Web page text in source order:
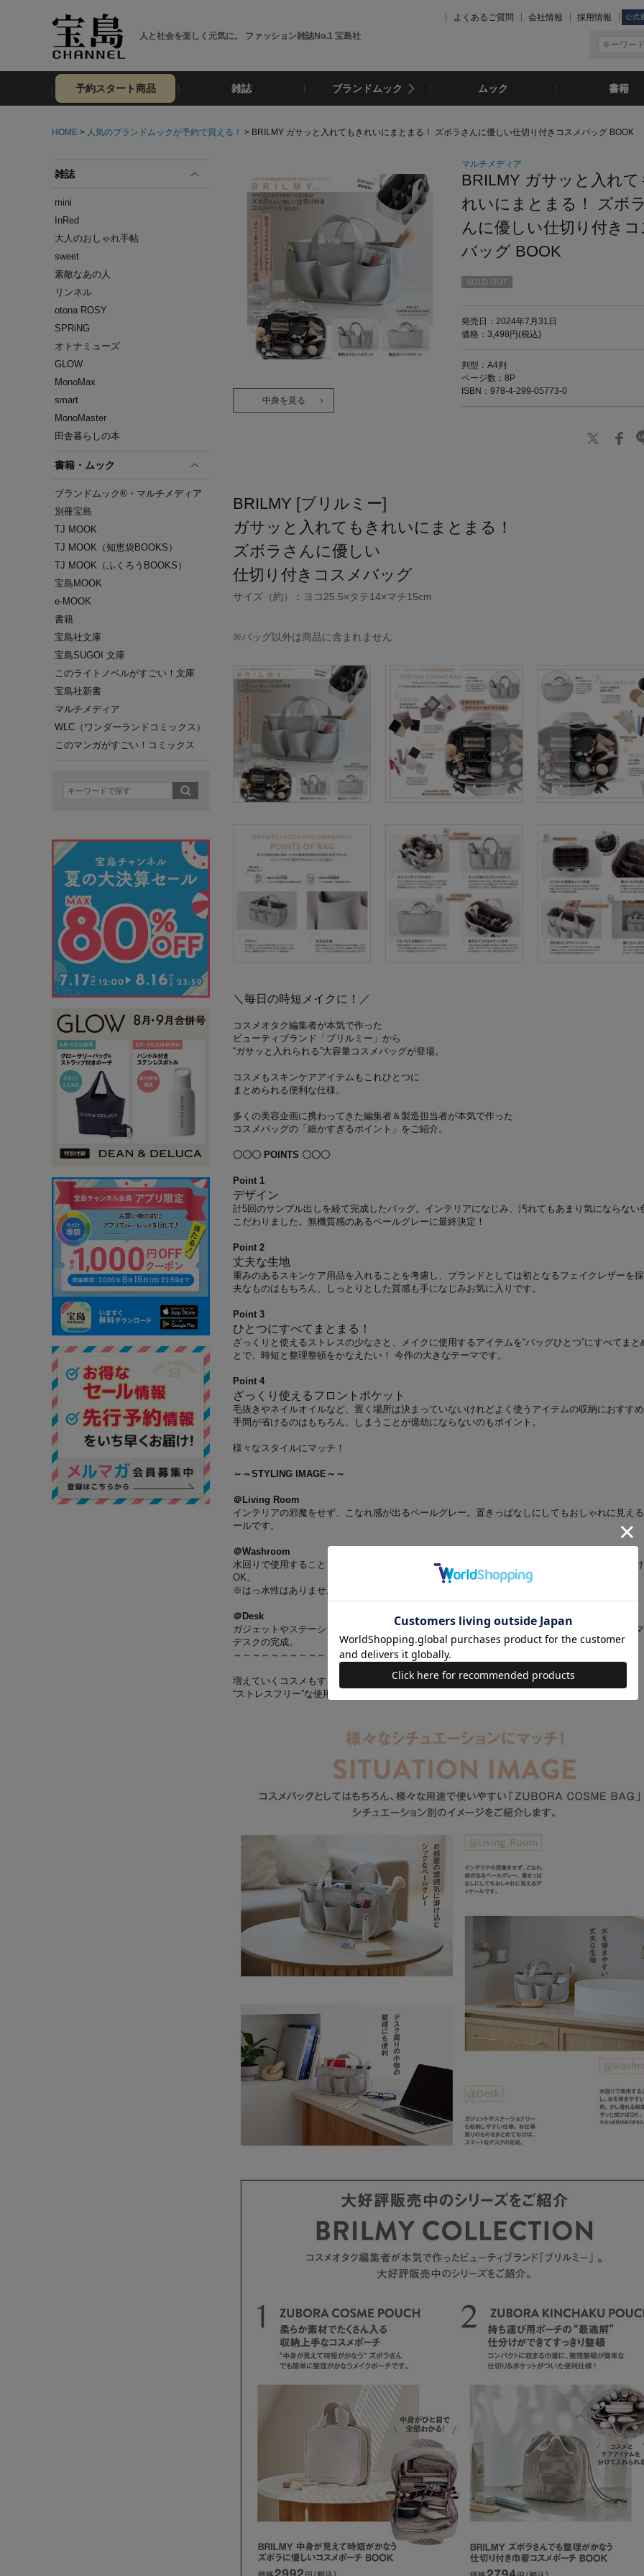
人と社会を楽しく元気に。 ファッション雑誌No.1 宝島社
よくあるご質問 会社情報 採用情報 公式
予約スタート商品 雑誌 ブランドムック ムック 書籍
HOME > 人気のブランドムックが予約で買える！ > BRILMY ガサッと入れてもきれいにまとまる！ ズボラさんに優しい仕切り付きコスメバッグ BOOK
雑誌
mini
InRed
大人のおしゃれ手帖
sweet
素敵なあの人
リンネル
otona ROSY
SPRiNG
オトナミューズ
GLOW
MonoMax
smart
MonoMaster
田舎暮らしの本
書籍・ムック
ブランドムック®・マルチメディア
別冊宝島
TJ MOOK
TJ MOOK（知恵袋BOOKS）
TJ MOOK（ふくろうBOOKS）
宝島MOOK
e-MOOK
書籍
宝島社文庫
宝島SUGOI 文庫
このライトノベルがすごい！文庫
宝島社新書
マルチメディア
WLC（ワンダーランドコミックス）
このマンガがすごい！コミックス
中身を見る
マルチメディア
BRILMY ガサッと入れ
れいにまとまる！ ズボ
んに優しい仕切り付き
バッグ BOOK
SOLD OUT
発売日：2024年7月31日
価格：3,498円(税込)
判型：A4判
ページ数：8P
ISBN：978-4-299-05773-0
BRILMY [ブリルミー]
ガサッと入れてもきれいにまとまる！
ズボラさんに優しい
仕切り付きコスメバッグ
サイズ（約）：ヨコ25.5×タテ14×マチ15cm
※バッグ以外は商品に含まれません
＼毎日の時短メイクに！／
コスメオタク編集者が本気で作った
ビューティブランド「ブリルミー」から
“ガサッと入れられる”大容量コスメバッグが登場。
コスメもスキンケアアイテムもこれひとつに
まとめられる便利な仕様。
多くの美容企画に携わってきた編集者＆製造担当者が本気で作った
コスメバッグの「細かすぎるポイント」をご紹介。
〇〇〇 POINTS 〇〇〇
Point 1
デザイン
計5回のサンプル出しを経て完成したバッグ。インテリアになじみ、汚れてもあまり気にならない
こだわりました。無機質感のあるペールグレーに最終決定！
Point 2
丈夫な生地
重みのあるスキンケア用品を入れることを考慮し、ブランドとしては初となるフェイクレザーを
夫なものはもちろん、しっとりとした質感も手になじみお気に入りです。
Point 3
ひとつにすべてまとまる！
ざっくりと使えるストレスの少なさと、メイクに使用するアイテムを“バッグひとつ”にすべてまと
とで、時短と整理整頓をかなえたい！ 今作の大きなテーマです。
Point 4
ざっくり使えるフロントポケット
毛抜きやネイルオイルなど、置く場所は決まっていないけれどよく使うアイテムの収納におすす
手間が省けるのはもちろん、しまうことが億劫にならないのもポイント。
様々なスタイルにマッチ！
～～STYLING IMAGE～～
＠Living Room
インテリアの邪魔をせず、こなれ感が出るペールグレー。置きっぱなしにしてもおしゃれに見え
ールです。
＠Washroom
水回りで使用することも考慮し、水を弾きやすい生地を採用。少し濡れる程度であればサッと拭
OK。
※はっ水性はありません
＠Desk
ガジェットやステーショナリーも収納しやすい仕様。お仕事まわりのものをまとめておけば、ス
デスクの完成。
～～～～～～～～～～～
増えていくコスメもすっきり整頓できる！
“ストレスフリー”な使用感をぜひお試しください。